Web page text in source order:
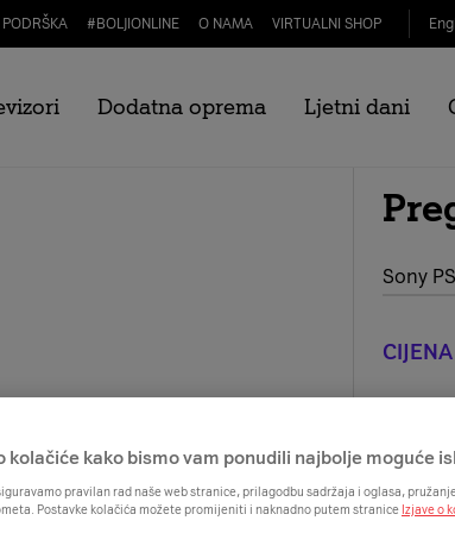
PODRŠKA #BOLJIONLINE O NAMA VIRTUALNI SHOP
Dodatna oprema Ljetni dani
Sony
kolačiće kako bismo vam ponudili najbolje moguće
pravilan rad naše web stranice, prilagodbu sadržaja i oglasa,
Postavke kolačića možete promijeniti i naknadno putem stranice Izjave o